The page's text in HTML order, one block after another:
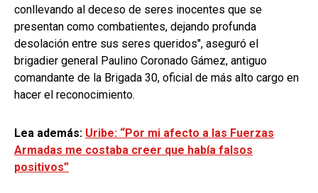
conllevando al deceso de seres inocentes que se
presentan como combatientes, dejando profunda
desolación entre sus seres queridos", aseguró el
brigadier general Paulino Coronado Gámez, antiguo
comandante de la Brigada 30, oficial de más alto cargo en
hacer el reconocimiento.
Lea además: Uribe: “Por mi afecto a las Fuerzas
Armadas me costaba creer que había falsos
positivos”